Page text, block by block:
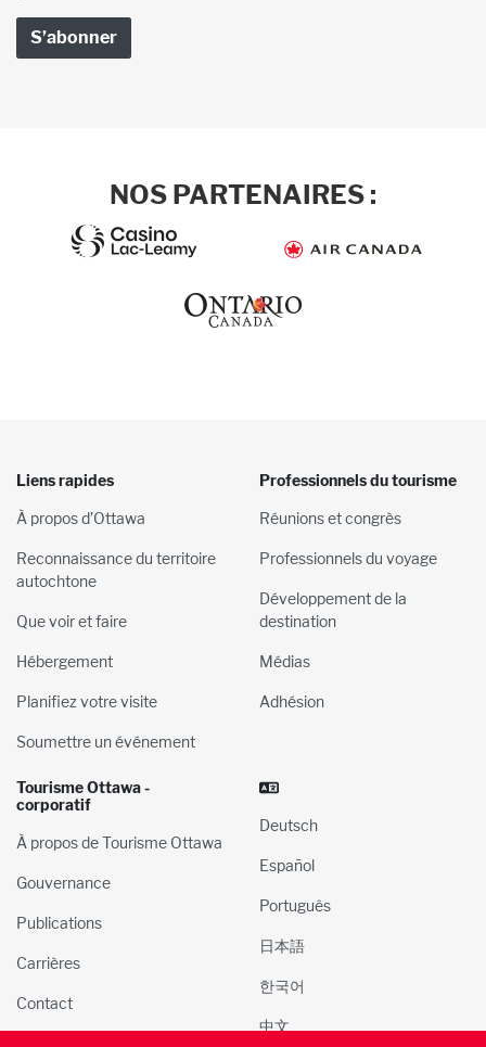
NOS PARTENAIRES :
Liens rapides
À propos d’Ottawa
Reconnaissance du territoire
autochtone
Que voir et faire
Hébergement
Planifiez votre visite
Soumettre un événement
Professionnels du tourisme
Réunions et congrès
Professionnels du voyage
Développement de la
destination
Médias
Adhésion
Tourisme Ottawa -
corporatif
À propos de Tourisme Ottawa
Gouvernance
Publications
Carrières
Contact
Deutsch
Español
Português
日本語
한국어
中文